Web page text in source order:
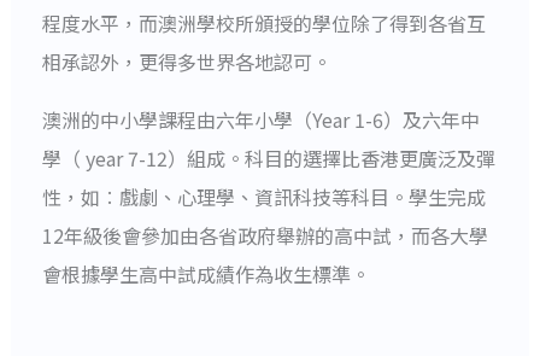
程度水平，而澳洲學校所頒授的學位除了得到各省互
相承認外，更得多世界各地認可。
澳洲的中小學課程由六年小學（Year 1-6）及六年中
學（ year 7-12）組成。科目的選擇比香港更廣泛及彈
性，如︰戲劇、心理學、資訊科技等科目。學生完成
12年級後會參加由各省政府舉辦的高中試，而各大學
會根據學生高中試成績作為收生標準。